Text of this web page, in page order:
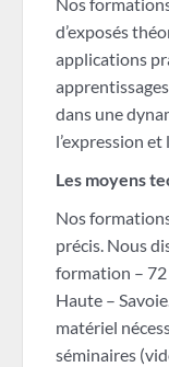
Nos
d’exposés
applications
dans une
l’expression
Les moyens
Nos
précis. Nous
formation – 72
Haute –
matériel
séminaires